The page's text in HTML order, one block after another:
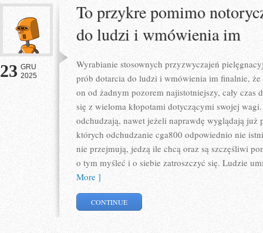
23 GRU
2025
To przykre pomimo
do ludzi i wmówienia im
Wyrabianie stosownych przyzwyczajeń
prób dotarcia do ludzi i wmówienia im finalnie,
on od żadnym pozorem najistotniejszy, cały czas
się z wieloma kłopotami dotyczącymi swojej
odchudzają, nawet jeżeli naprawdę wyglądają już
których odchudzanie cga800 odpowiednio nie
nie przejmują, jedzą ile chcą oraz są szczęśliwi
o tym myśleć i o siebie zatroszczyć się. Ludzie
More ]
CONTINUE